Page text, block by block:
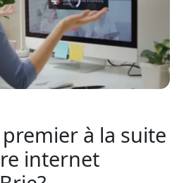
à la suite
internet